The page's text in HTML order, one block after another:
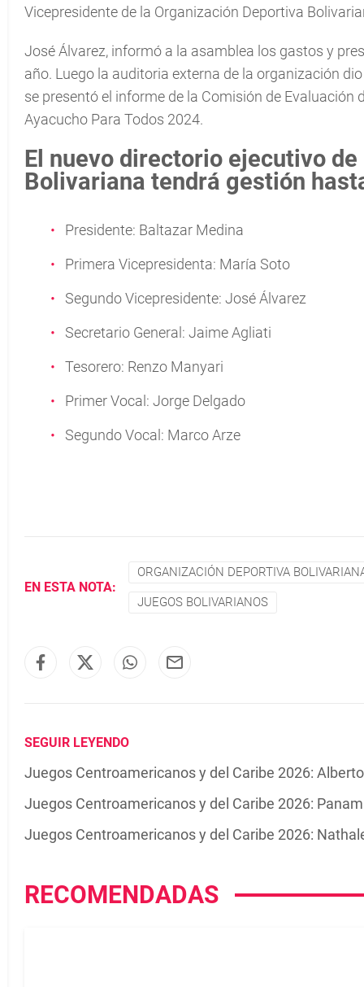
Vicepresidente de la Organización Deportiva
José Álvarez, informó a la asamblea los gastos y
año. Luego la auditoria externa de la organización
se presentó el informe de la Comisión de
Ayacucho Para Todos 2024.
El nuevo directorio ejecutivo
Bolivariana tendrá gestión
Presidente: Baltazar Medina
Primera Vicepresidenta: María Soto
Segundo Vicepresidente: José Álvarez
Secretario General: Jaime Agliati
Tesorero: Renzo Manyari
Primer Vocal: Jorge Delgado
Segundo Vocal: Marco Arze
EN ESTA NOTA:
ORGANIZACIÓN DEPORTIVA
JUEGOS BOLIVARIANOS
SEGUIR LEYENDO
Juegos Centroamericanos y del Caribe 2026:
Juegos Centroamericanos y del Caribe 2026:
Juegos Centroamericanos y del Caribe 2026:
RECOMENDADAS